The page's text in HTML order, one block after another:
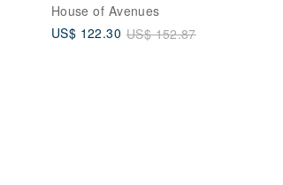
House of Avenues
US$ 122.30 US$ 152.87